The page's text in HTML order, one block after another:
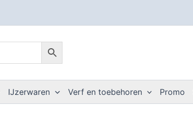
IJzerwaren Verf en toebehoren Promo